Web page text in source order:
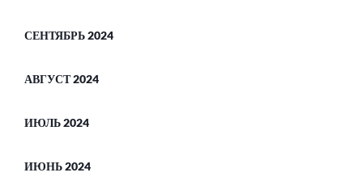
СЕНТЯБРЬ 2024
АВГУСТ 2024
ИЮЛЬ 2024
ИЮНЬ 2024